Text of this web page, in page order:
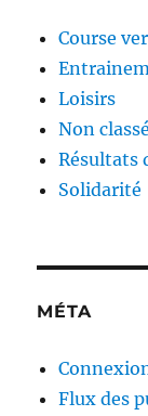
Course
Loisirs
Non classé
Résultats
Solidarité
MÉTA
Flux des